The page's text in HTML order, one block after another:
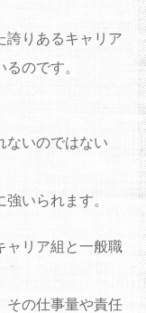
誇りあるキャリア
のです。
ないのではない
いられます。
ャリア組と一般職
その仕事量や責任